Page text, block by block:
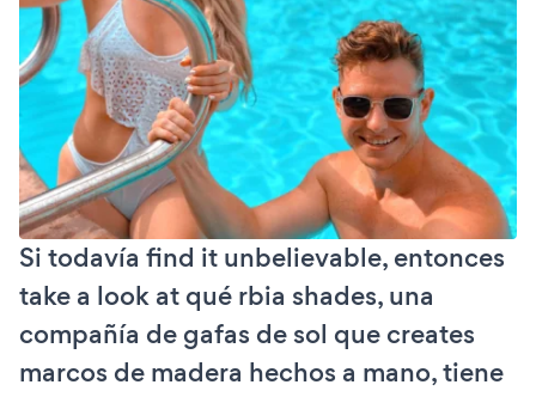
Si todavía find it unbelievable, entonces
take a look at qué rbia shades, una
compañía de gafas de sol que creates
marcos de madera hechos a mano, tiene